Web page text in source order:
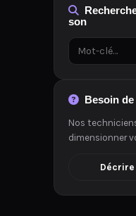
son
Besoin
Nos
dimensionner